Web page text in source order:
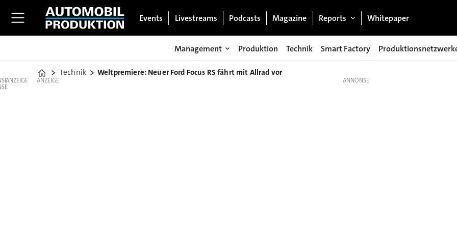
Events Livestreams Podcasts Magazine Reports Whitepaper
Management Produktion Technik Smart Factory
Home
Technik Weltpremiere: Neuer Ford Focus RS fährt mit Allrad vor
ANZEIGE ANZEIGE